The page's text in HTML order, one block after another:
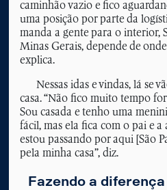
caminhão vazio e fico
uma posição por parte da
manda a gente para o interior,
Minas Gerais, depende de
explica.
Nessas idas e vindas, lá se
casa. “Não fico muito tempo
Sou casada e tenho uma
fácil, mas ela fica com o pai e a
estou passando por aqui [São
pela minha casa”, diz.
Fazendo a diferença